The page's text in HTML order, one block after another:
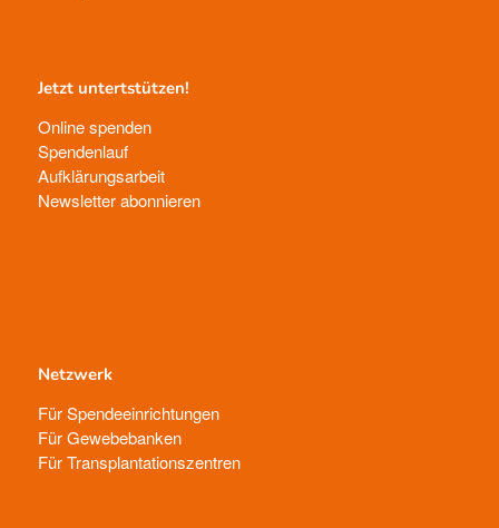
Jetzt untertstützen!
Online spenden
Spendenlauf
Aufklärungsarbeit
Newsletter abonnieren
Netzwerk
Für Spendeeinrichtungen
Für Gewebebanken
Für Transplantationszentren